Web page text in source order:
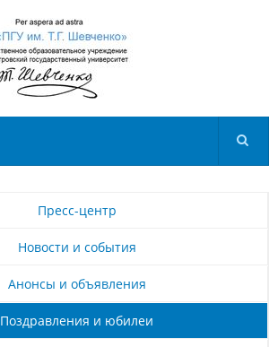
Пресс-центр
Новости и события
Анонсы и объявления
Поздравления и юбилеи